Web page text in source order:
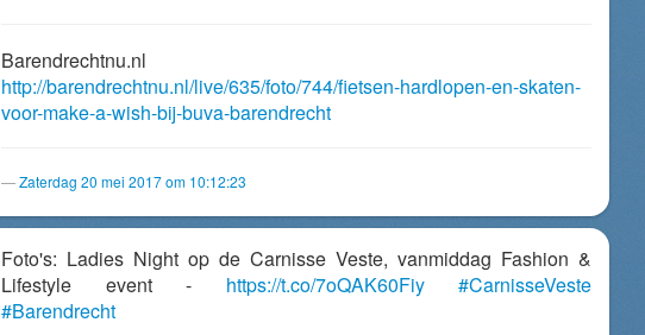
Barendrechtnu.nl
http://barendrechtnu.nl/live/635/foto/744/fietsen-hardlopen-en-skaten-
voor-make-a-wish-bij-buva-barendrecht
Zaterdag 20 mei 2017 om 10:12:23
Foto's: Ladies Night op de Carnisse Veste, vanmiddag Fashion &
Lifestyle event - https://t.co/7oQAK60Fiy
#CarnisseVeste
#Barendrecht